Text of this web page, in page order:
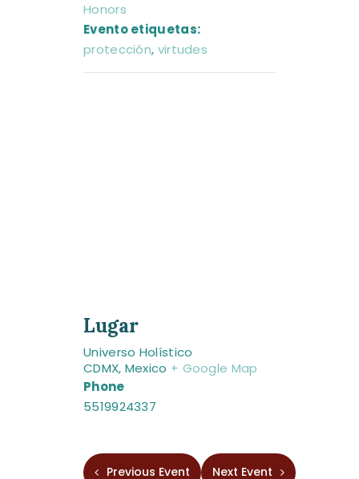
Honors
Evento etiquetas:
protección, virtudes
Lugar
Universo Holístico
CDMX, Mexico + Google Map
Phone
5519924337
Previous Event Next Event